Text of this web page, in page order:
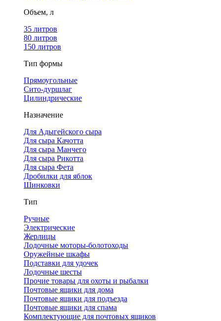
Объем, л
35 литров
80 литров
150 литров
Тип формы
Прямоугольные
Сито-дуршлаг
Цилиндрические
Назначение
Для Адыгейского сыра
Для сыра Качотта
Для сыра Манчего
Для сыра Рикотта
Для сыра Фета
Дробилки для яблок
Шинковки
Тип
Ручные
Электрические
Жерлицы
Лодочные моторы-болотоходы
Оружейные шкафы
Подставки для удочек
Лодочные шесты
Прочие товары для охоты и рыбалки
Почтовые ящики для дома
Почтовые ящики для подъезда
Почтовые ящики для спама
Комплектующие для почтовых ящиков